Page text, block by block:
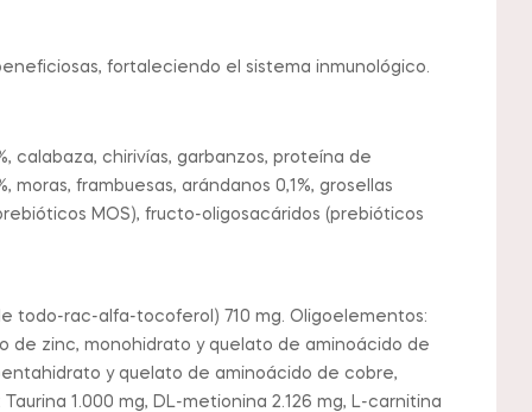
fortaleciendo el sistema inmunológico.
calabaza, chirivías, garbanzos, proteína de
frambuesas, arándanos 0,1%, grosellas
MOS), fructo-oligosacáridos (prebióticos
todo-rac-alfa-tocoferol) 710 mg. Oligoelementos:
de zinc, monohidrato y quelato de aminoácido de
y quelato de aminoácido de cobre,
1.000 mg, DL-metionina 2.126 mg, L-carnitina